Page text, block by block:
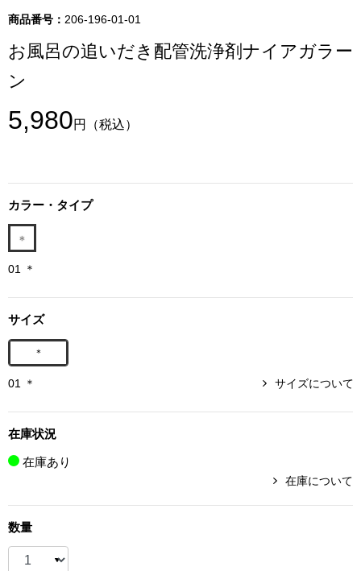
BOGARD 最新号はこちら
セーター／カ
ショート･クロ
その他
商品番号： 206-196-01-01
お風呂の追いだき配管洗浄剤ナイアガラー
ン
5,980円 （税込）
カラー・タイプ
01 ＊
サイズ
＊
01 ＊ サイズについて
在庫状況
在庫あり
在庫について
数量